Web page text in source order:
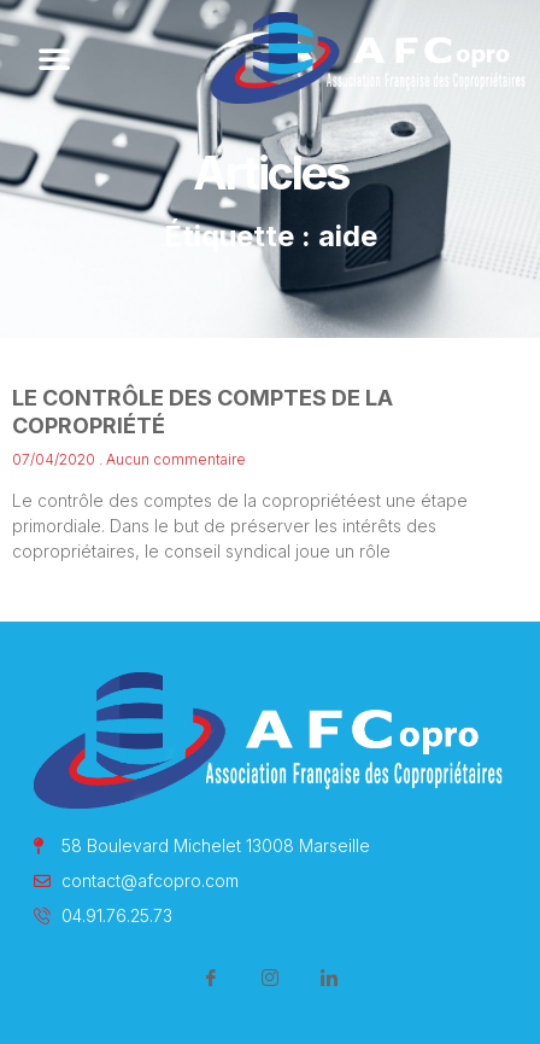
Articles
Étiquette : aide
LE CONTRÔLE DES COMPTES DE LA
COPROPRIÉTÉ
07/04/2020 Aucun commentaire
Le contrôle des comptes de la copropriétéest une étape
primordiale. Dans le but de préserver les intérêts des
copropriétaires, le conseil syndical joue un rôle
58 Boulevard Michelet 13008 Marseille
contact@afcopro.com
04.91.76.25.73